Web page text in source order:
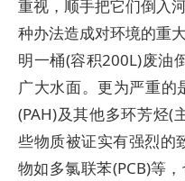
重视，顺手把它们倒入
种办法造成对环境的重
明一桶(容积200L)废油
广大水面。更为严重
(PAH)及其他多环芳烃(
些物质被证实有强烈的
物如多氯联苯(PCB)等